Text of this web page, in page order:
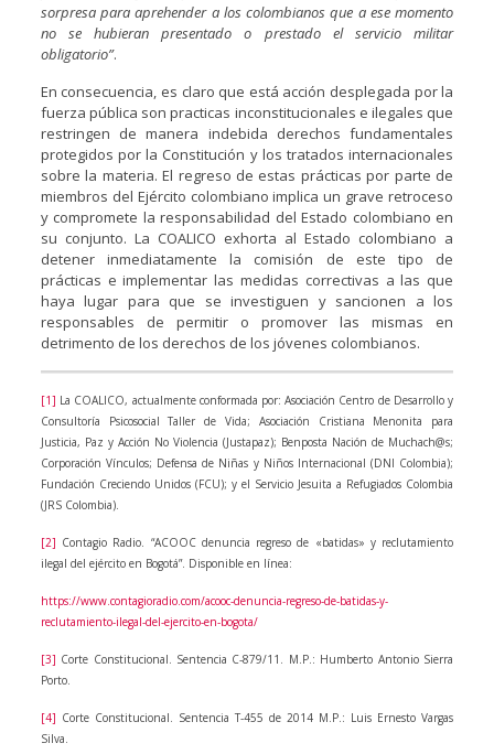
sorpresa para aprehender a los colombianos que a ese momento
no se hubieran presentado o prestado el servicio militar
obligatorio”.
En consecuencia, es claro que está acción desplegada por la
fuerza pública son practicas inconstitucionales e ilegales que
restringen de manera indebida derechos fundamentales
protegidos por la Constitución y los tratados internacionales
sobre la materia. El regreso de estas prácticas por parte de
miembros del Ejército colombiano implica un grave retroceso
y compromete la responsabilidad del Estado colombiano en
su conjunto. La COALICO exhorta al Estado colombiano a
detener inmediatamente la comisión de este tipo de
prácticas e implementar las medidas correctivas a las que
haya lugar para que se investiguen y sancionen a los
responsables de permitir o promover las mismas en
detrimento de los derechos de los jóvenes colombianos.
[1] La COALICO, actualmente conformada por: Asociación Centro de Desarrollo y
Consultoría Psicosocial Taller de Vida; Asociación Cristiana Menonita para
Justicia, Paz y Acción No Violencia (Justapaz); Benposta Nación de Muchach@s;
Corporación Vínculos; Defensa de Niñas y Niños Internacional (DNI Colombia);
Fundación Creciendo Unidos (FCU); y el Servicio Jesuita a Refugiados Colombia
(JRS Colombia).
[2] Contagio Radio. “ACOOC denuncia regreso de «batidas» y reclutamiento
ilegal del ejército en Bogotá”. Disponible en línea:
https://www.contagioradio.com/acooc-denuncia-regreso-de-batidas-y-
reclutamiento-ilegal-del-ejercito-en-bogota/
[3] Corte Constitucional. Sentencia C-879/11. M.P.: Humberto Antonio Sierra
Porto.
[4] Corte Constitucional. Sentencia T-455 de 2014 M.P.: Luis Ernesto Vargas
Silva.